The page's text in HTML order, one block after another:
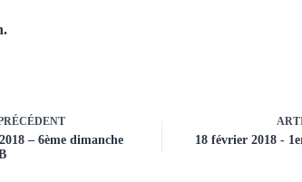
– 6ème dimanche
18 février 2018 -